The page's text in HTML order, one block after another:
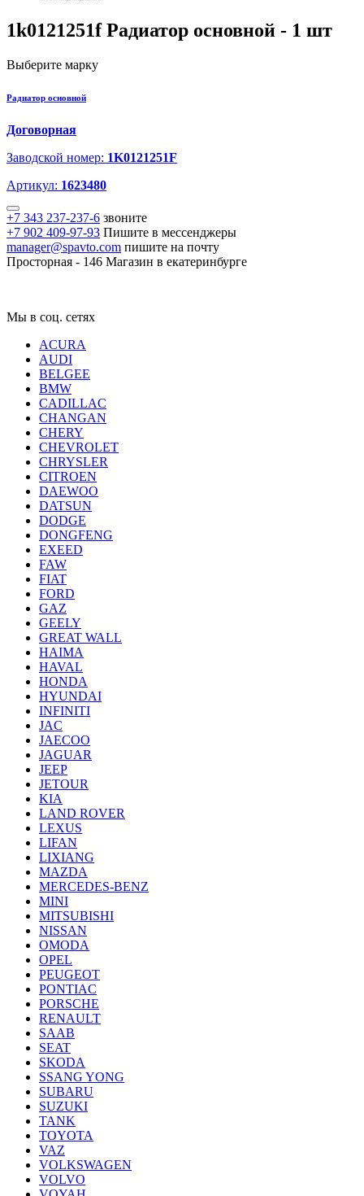
1k0121251f Радиатор основной - 1 шт
Выберите марку
Радиатор основной
Договорная
Заводской номер: 1K0121251F
Артикул: 1623480
+7 343 237-237-6 звоните
+7 902 409-97-93 Пишите в мессенджеры
manager@spavto.com пишите на почту
Просторная - 146 Магазин в екатеринбурге
Мы в соц. сетях
ACURA
AUDI
BELGEE
BMW
CADILLAC
CHANGAN
CHERY
CHEVROLET
CHRYSLER
CITROEN
DAEWOO
DATSUN
DODGE
DONGFENG
EXEED
FAW
FIAT
FORD
GAZ
GEELY
GREAT WALL
HAIMA
HAVAL
HONDA
HYUNDAI
INFINITI
JAC
JAECOO
JAGUAR
JEEP
JETOUR
KIA
LAND ROVER
LEXUS
LIFAN
LIXIANG
MAZDA
MERCEDES-BENZ
MINI
MITSUBISHI
NISSAN
OMODA
OPEL
PEUGEOT
PONTIAC
PORSCHE
RENAULT
SAAB
SEAT
SKODA
SSANG YONG
SUBARU
SUZUKI
TANK
TOYOTA
VAZ
VOLKSWAGEN
VOLVO